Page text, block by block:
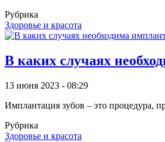
Рубрика
Здоровье и красота
В каких случаях
13 июня 2023 - 08:29
Имплантация зубов – это процедура,
Рубрика
Здоровье и красота